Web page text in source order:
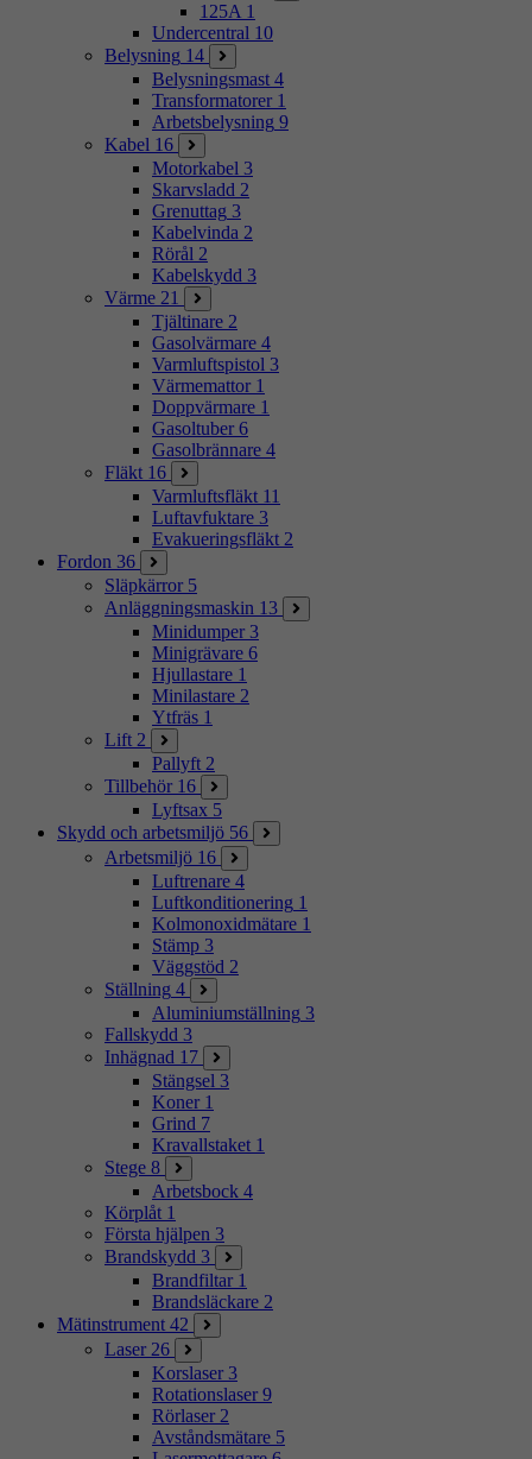
125A 1
Undercentral 10
Belysning 14
Belysningsmast 4
Transformatorer 1
Arbetsbelysning 9
Kabel 16
Motorkabel 3
Skarvsladd 2
Grenuttag 3
Kabelvinda 2
Rörål 2
Kabelskydd 3
Värme 21
Tjältinare 2
Gasolvärmare 4
Varmluftspistol 3
Värmemattor 1
Doppvärmare 1
Gasoltuber 6
Gasolbrännare 4
Fläkt 16
Varmluftsfläkt 11
Luftavfuktare 3
Evakueringsfläkt 2
Fordon 36
Släpkärror 5
Anläggningsmaskin 13
Minidumper 3
Minigrävare 6
Hjullastare 1
Minilastare 2
Ytfräs 1
Lift 2
Pallyft 2
Tillbehör 16
Lyftsax 5
Skydd och arbetsmiljö 56
Arbetsmiljö 16
Luftrenare 4
Luftkonditionering 1
Kolmonoxidmätare 1
Stämp 3
Väggstöd 2
Ställning 4
Aluminiumställning 3
Fallskydd 3
Inhägnad 17
Stängsel 3
Koner 1
Grind 7
Kravallstaket 1
Stege 8
Arbetsbock 4
Körplåt 1
Första hjälpen 3
Brandskydd 3
Brandfiltar 1
Brandsläckare 2
Mätinstrument 42
Laser 26
Korslaser 3
Rotationslaser 9
Rörlaser 2
Avståndsmätare 5